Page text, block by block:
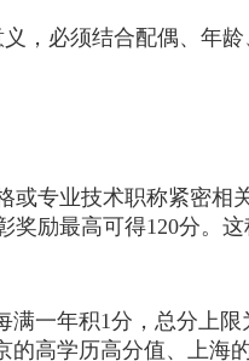
，必须结合配偶、年龄
专业技术职称紧密相
励最高可得120分。
一年积1分，总分上限
的高学历高分值、上海